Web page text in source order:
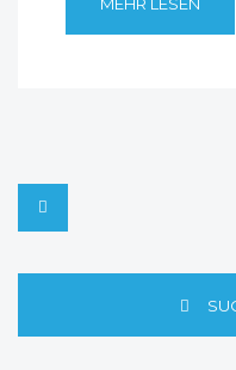
MEHR LESEN